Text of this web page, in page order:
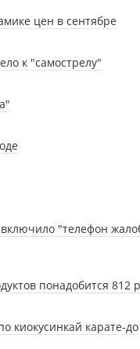
цен в сентябре
к "самострелу"
"телефон
понадобится 812
киокусинкай карате-до